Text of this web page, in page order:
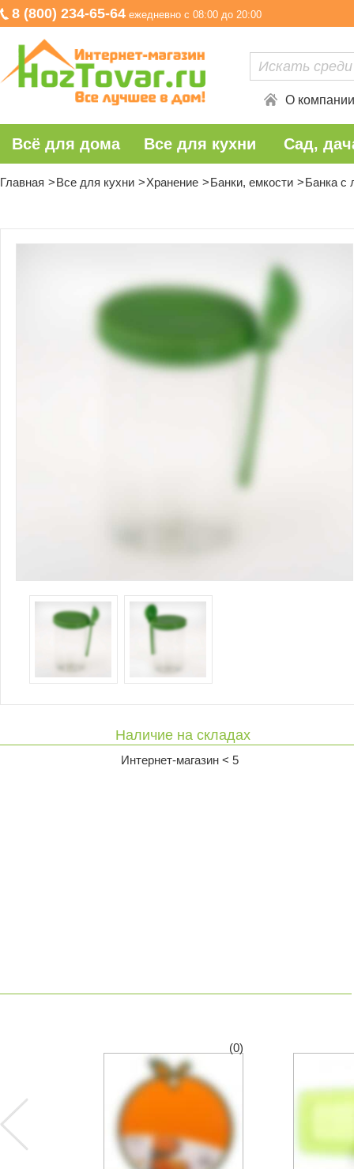
8 (800) 234-65-64 ежедневно с 08:00 до 20:00
О компании
Всё для дома Все для кухни Сад,
Главная Все для кухни Хранение Банки, емкости Банка с
Наличие на складах
Интернет-магазин < 5
(0)